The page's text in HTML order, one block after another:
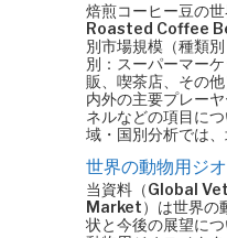
焙煎コーヒー豆の
Roasted Coffee
別市場規模（種類
別：スーパーマー
販、喫茶店、その
内外の主要プレー
ネルなどの項目に
域・国別分析では
世界の動物用ジ
当資料（Global
Market）は世界の
状と今後の展望に